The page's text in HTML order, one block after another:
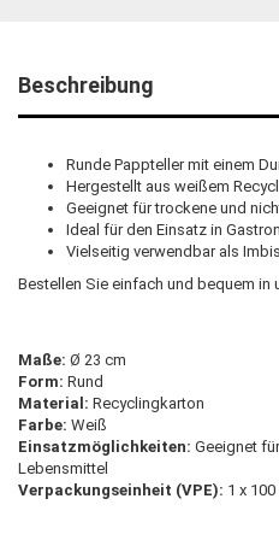
Beschreibung
Runde Pappteller mit einem
Hergestellt aus weißem
Geeignet für trockene und
Ideal für den Einsatz in
Vielseitig verwendbar als
Bestellen Sie einfach und bequem in
Maße: Ø 23 cm
Form: Rund
Material: Recyclingkarton
Farbe: Weiß
Einsatzmöglichkeiten: Geeignet
Lebensmittel
Verpackungseinheit (VPE): 1 x